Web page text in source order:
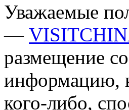
Уважаемые
—
размещение
информацию,
кого-либо,